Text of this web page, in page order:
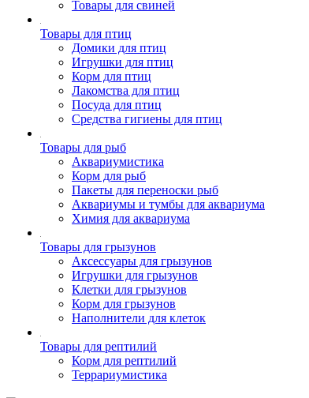
Товары для свиней
Товары для птиц
Домики для птиц
Игрушки для птиц
Корм для птиц
Лакомства для птиц
Посуда для птиц
Средства гигиены для птиц
Товары для рыб
Аквариумистика
Корм для рыб
Пакеты для переноски рыб
Аквариумы и тумбы для аквариума
Химия для аквариума
Товары для грызунов
Аксессуары для грызунов
Игрушки для грызунов
Клетки для грызунов
Корм для грызунов
Наполнители для клеток
Товары для рептилий
Корм для рептилий
Террариумистика